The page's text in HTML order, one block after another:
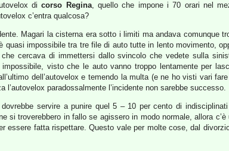
dicorso Regina, quello che impone i 70 orari nel
c’entra qualcosa?
Magari la cisterna era sotto i limiti ma andava comunque
impossibile tra tre file di auto tutte in lento movimento,
cercava di immettersi dallo svincolo che vedete sulla
visto che le auto vanno troppo lentamente per
dell’autovelox e temendo la multa (e ne ho visti vari
paradossalmente l’incidente non sarebbe successo.
servire a punire quel 5 – 10 per cento di
troverebbero in fallo se agissero in modo normale, allora
fatta rispettare. Questo vale per molte cose, dal